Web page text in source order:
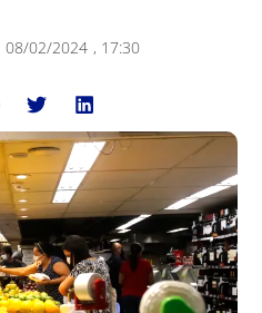
08/02/2024 , 17:30